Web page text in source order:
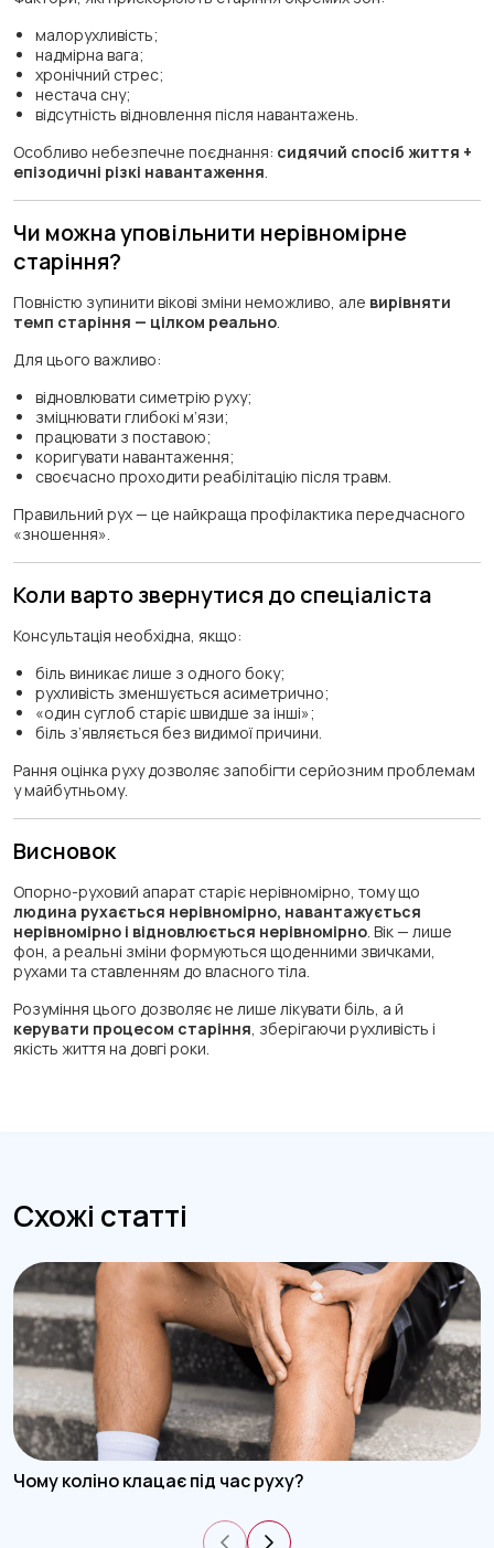
малорухливість;
надмірна вага;
хронічний стрес;
нестача сну;
відсутність відновлення після навантажень.
Особливо небезпечне поєднання: сидячий спосіб життя +
епізодичні різкі навантаження
Чи можна уповільнити нерівномірне
старіння?
Повністю зупинити вікові зміни неможливо, але вирівняти
темп старіння — цілком реально
Для цього важливо:
відновлювати симетрію руху;
зміцнювати глибокі м’язи;
працювати з поставою;
коригувати навантаження;
своєчасно проходити реабілітацію після травм.
Правильний рух — це найкраща профілактика передчасного
«зношення».
Коли варто звернутися до спеціаліста
Консультація необхідна, якщо:
біль виникає лише з одного боку;
рухливість зменшується асиметрично;
«один суглоб старіє швидше за інші»;
біль з’являється без видимої причини.
Рання оцінка руху дозволяє запобігти серйозним проблемам
у майбутньому.
Висновок
Опорно-руховий апарат старіє нерівномірно, тому що
людина рухається нерівномірно, навантажується
нерівномірно і відновлюється нерівномірно . Вік — лише
фон, а реальні зміни формуються щоденними звичками,
рухами та ставленням до власного тіла.
Розуміння цього дозволяє не лише лікувати біль, а й
керувати процесом старіння , зберігаючи рухливість і
якість життя на довгі роки.
Схожі статті
Чому коліно клацає під час руху?